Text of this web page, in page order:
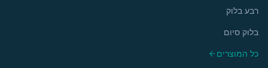
רבע בלוק
בלוק סיום
כל המוצרים